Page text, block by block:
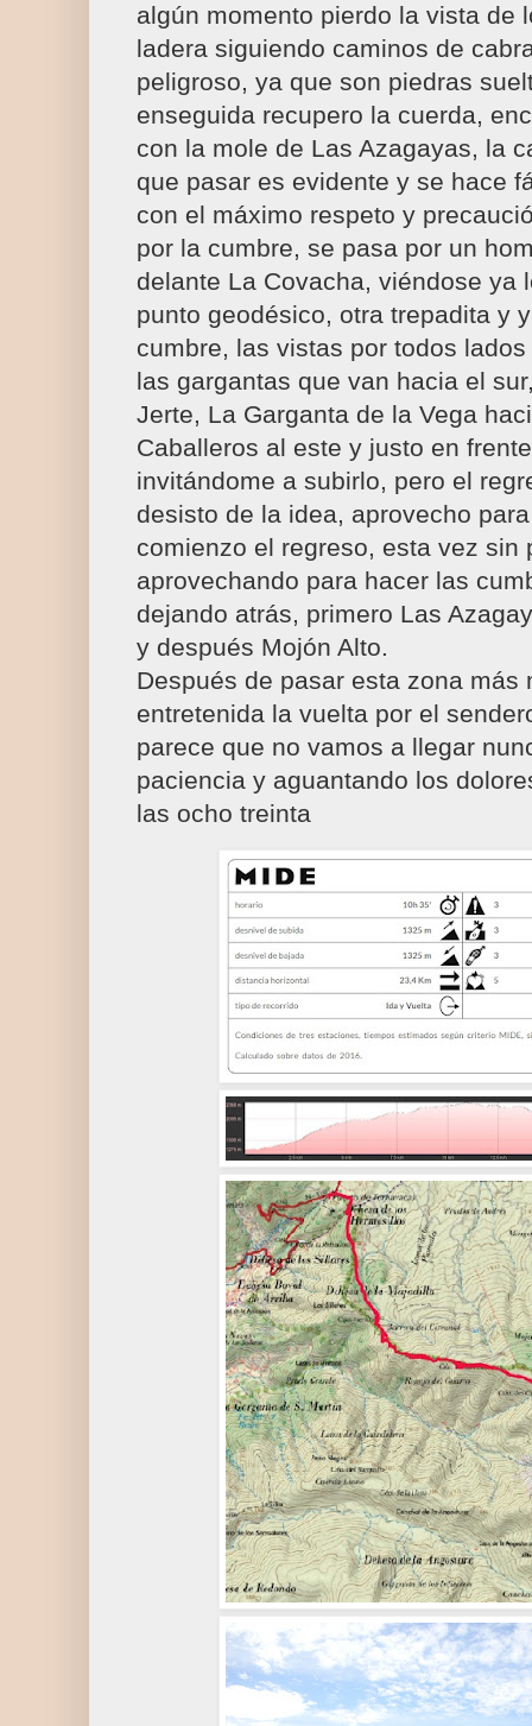
algún momento pierdo la vista de
ladera siguiendo caminos de
peligroso, ya que son piedras
enseguida recupero la cuerda,
con la mole de Las Azagayas, la
que pasar es evidente y se hace
con el máximo respeto y
por la cumbre, se pasa por un
delante La Covacha, viéndose ya
punto geodésico, otra trepadita y
cumbre, las vistas por todos
las gargantas que van hacia el
Jerte, La Garganta de la Vega
Caballeros al este y justo en
invitándome a subirlo, pero el
desisto de la idea, aprovecho
comienzo el regreso, esta vez sin
aprovechando para hacer las
dejando atrás, primero Las
y después Mojón Alto.
Después de pasar esta zona más
entretenida la vuelta por el
parece que no vamos a llegar
paciencia y aguantando los
las ocho treinta